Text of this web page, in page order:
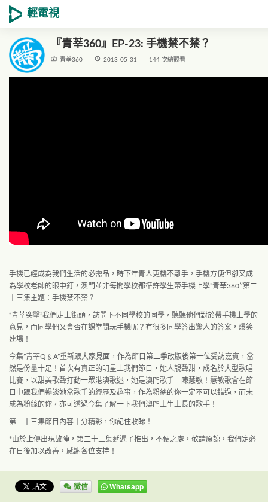
輕電視
『青莘360』EP-23: 手機禁不禁？
live_tv 青莘360 access_time 2013-05-31 144 次總觀看
手機已經成為我們生活的必需品，時下年青人更機不離手，手機方便但卻又成
為學校老師的 ­眼中釘，澳門並非每間學校都準許學生帶手機上學”青莘360″第二
十三集主題：手機禁­不禁？
“青莘突擊”我們走上街頭，訪問下不同學校的同學，聽聽他們對於帶手機上學的
意見，而 ­同學們又會否在課堂間玩手機呢？有很多同學答出驚人的答案，爆笑
連場！
今集”青莘Q﹠A”重新跟大家見面，作為節目第二季改版後第一位受訪嘉賓，當
然是份量­十足！首次有真正的明星上我們節目，她人靚聲甜，成名於大型歌唱
比賽，以甜美歌聲打動­一眾港澳歌迷，她是澳門歌手﹣陳慧敏！慧敏歌會在節
目中跟我們暢談她當歌手的經歷及趣­事，作為粉絲的你一定不可以錯過，而未
成為粉絲的你，亦可透過今集了解一下我們澳門土­生土長的歌手！
第二十三集節目內容十分精彩，你記住收睇！
*由於上傳出現故陣，第二十三集延遲了推出，不便之處，敬請原諒，我們定必
在日後加以­改善，感謝各位支持！
微信 Whatsapp